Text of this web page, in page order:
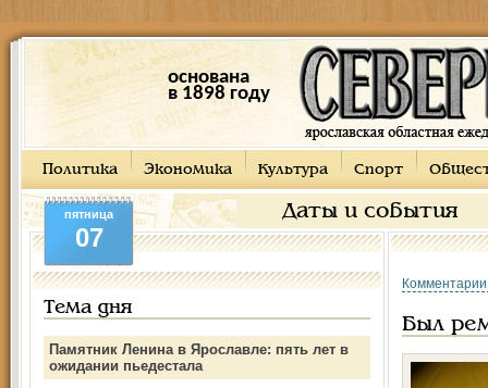
основана
в 1898 году
Политика Экономика Культура Спорт
Даты и события
пятница
07
Тема дня
Памятник Ленина в Ярославле: пять лет в
ожидании пьедестала
Был